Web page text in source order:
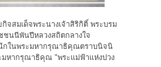
จสมเด็จพระนางเจ้าสิริกิติ์ พระบรม
ชนนีพันปีหลวงสถิตกลางใจ
กในพระมหากรุณาธิคุณตราบนิจนิ
หากรุณาธิคุณ "พระแม่ฟ้าแห่งปวง